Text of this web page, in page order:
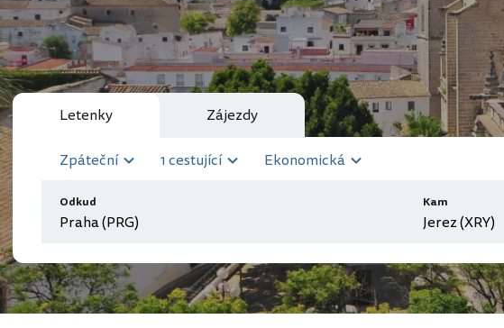
Letenky Zájezdy
Zpáteční 1 cestující Ekonomická
Odkud Kam